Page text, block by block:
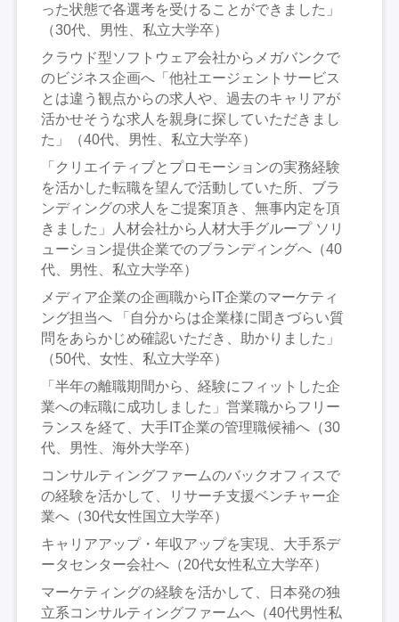
った状態で各選考を受けることができました」
（30代、男性、私立大学卒）
クラウド型ソフトウェア会社からメガバンクで
のビジネス企画へ「他社エージェントサービス
とは違う観点からの求人や、過去のキャリアが
活かせそうな求人を親身に探していただきまし
た」（40代、男性、私立大学卒）
「クリエイティブとプロモーションの実務経験
を活かした転職を望んで活動していた所、ブラ
ンディングの求人をご提案頂き、無事内定を頂
きました」人材会社から人材大手グループ ソリ
ューション提供企業でのブランディングへ（40
代、男性、私立大学卒）
メディア企業の企画職からIT企業のマーケティ
ング担当へ 「自分からは企業様に聞きづらい質
問をあらかじめ確認いただき、助かりました」
（50代、女性、私立大学卒）
「半年の離職期間から、経験にフィットした企
業への転職に成功しました」営業職からフリー
ランスを経て、大手IT企業の管理職候補へ（30
代、男性、海外大学卒）
コンサルティングファームのバックオフィスで
の経験を活かして、リサーチ支援ベンチャー企
業へ（30代女性国立大学卒）
キャリアアップ・年収アップを実現、大手系デ
ータセンター会社へ（20代女性私立大学卒）
マーケティングの経験を活かして、日本発の独
立系コンサルティングファームへ（40代男性私